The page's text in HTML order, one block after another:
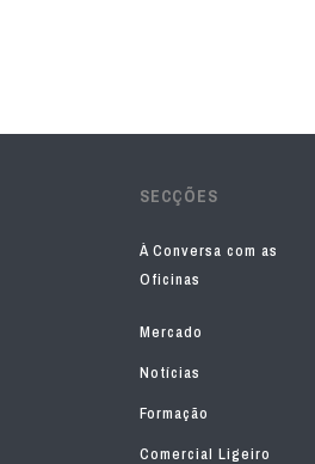
SECÇÕES
À Conversa com as
Oficinas
Mercado
Notícias
Formação
Comercial Ligeiro